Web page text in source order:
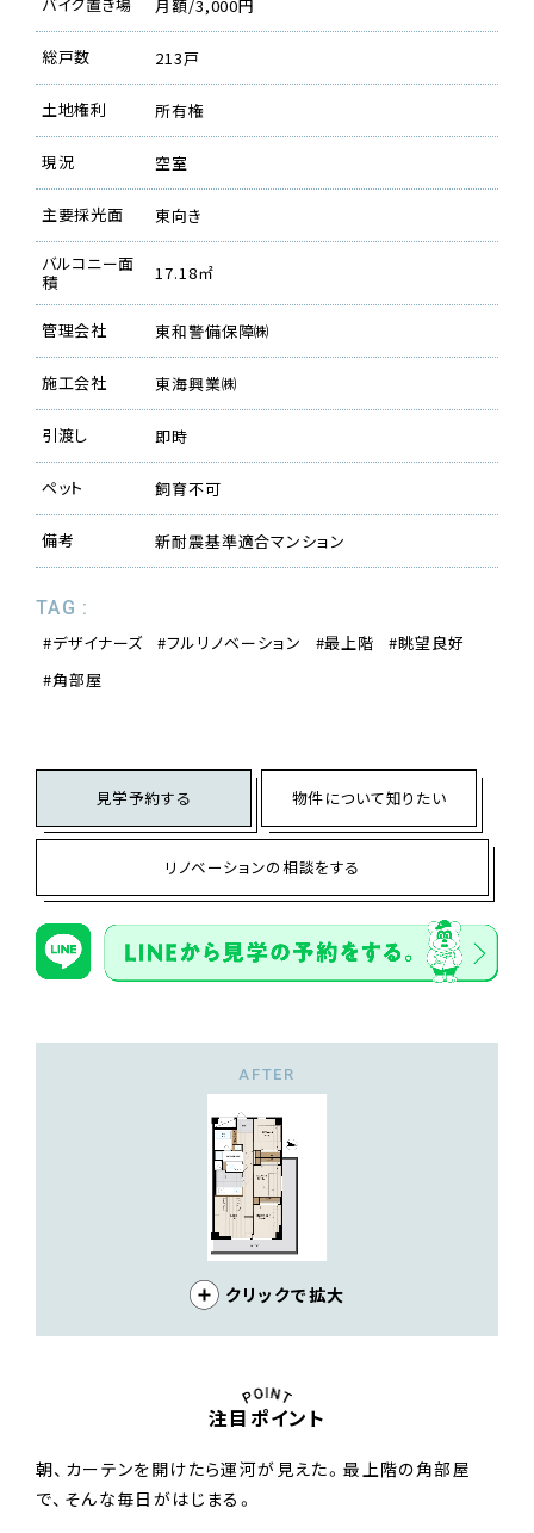
バイク置き場 月額/3,000円
総戸数 213戸
土地権利 所有権
現況 空室
主要採光面 東向き
バルコニー面
積
17.18㎡
管理会社 東和警備保障㈱
施工会社 東海興業㈱
引渡し 即時
ペット 飼育不可
備考 新耐震基準適合マンション
TAG :
デザイナーズ
フルリノベーション 最上階
眺望良好
角部屋
見学予約する 物件について知りたい
リノベーションの相談をする
AFTER
クリックで拡大
注目ポイント
朝、カーテンを開けたら運河が見えた。最上階の角部屋
で、そんな毎日がはじまる。